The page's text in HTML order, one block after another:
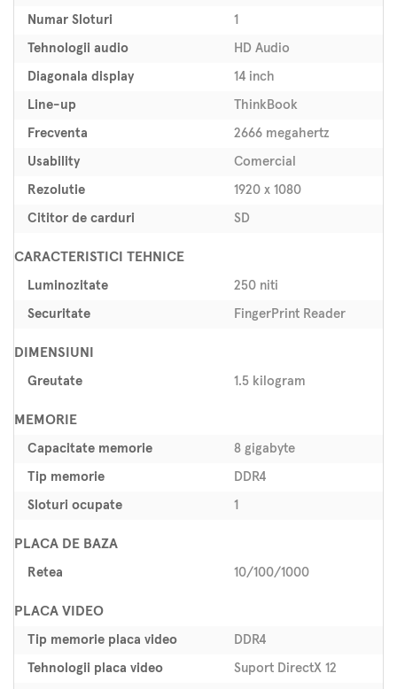
Numar Sloturi 1
Tehnologii audio HD Audio
Diagonala display 14 inch
Line-up ThinkBook
Frecventa 2666 megahertz
Usability Comercial
Rezolutie 1920 x 1080
Cititor de carduri SD
CARACTERISTICI TEHNICE
Luminozitate 250 niti
Securitate FingerPrint Reader
DIMENSIUNI
Greutate 1.5 kilogram
MEMORIE
Capacitate memorie 8 gigabyte
Tip memorie DDR4
Sloturi ocupate 1
PLACA DE BAZA
Retea 10/100/1000
PLACA VIDEO
Tip memorie placa video DDR4
Tehnologii placa video Suport DirectX 12